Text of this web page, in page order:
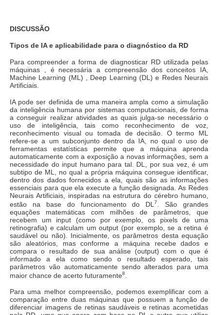
DISCUSSÃO
Tipos de IA e aplicabilidade para o diagnóstico da RD
Para compreender a forma de diagnosticar RD utilizada pelas
máquinas , é necessária a compreensão dos conceitos IA,
Machine Learning (ML) , Deep Learning (DL) e Redes Neurais
Artificiais.
IA pode ser definida de uma maneira ampla como a simulação
da inteligência humana por sistemas computacionais, de forma
a conseguir realizar atividades as quais julga-se necessário o
uso de inteligência, tais como reconhecimento de voz,
reconhecimento visual ou tomada de decisão. O termo ML
refere-se a um subconjunto dentro da IA, no qual o uso de
ferramentas estatísticas permite que a máquina aprenda
automaticamente com a exposição a novas informações, sem a
necessidade do input humano para tal. DL, por sua vez, é um
subtipo de ML, no qual a própria máquina consegue identificar,
dentro dos dados fornecidos a ela, quais são as informações
essenciais para que ela execute a função designada. As Redes
Neurais Artificiais, inspiradas na estrutura do cérebro humano,
estão na base do funcionamento do DL 7
. São grandes
equações matemáticas com milhões de parâmetros, que
recebem um input (como por exemplo, os pixels de uma
retinografia) e calculam um output (por exemplo, se a retina é
saudável ou não). Inicialmente, os parâmetros desta equação
são aleatórios, mas conforme a máquina recebe dados e
compara o resultado de sua análise (output) com o que é
informado a ela como sendo o resultado esperado, tais
parâmetros vão automaticamente sendo alterados para uma
maior chance de acerto futuramente8
Para uma melhor compreensão, podemos exemplificar com a
comparação entre duas máquinas que possuem a função de
diferenciar imagens de retinas saudáveis e retinas acometidas